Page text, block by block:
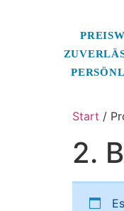
Start /
2.